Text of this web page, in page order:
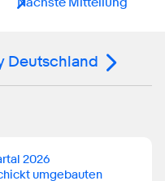
Deutschland
2026
umgebauten